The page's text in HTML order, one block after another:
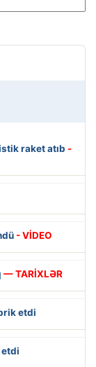
raket atıb -
- VİDEO
— TARİXLƏR
etdi